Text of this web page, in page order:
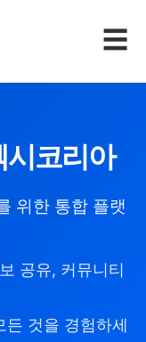
☰
시코리아
위한 통합 플랫
공유, 커뮤니티
든 것을 경험하세